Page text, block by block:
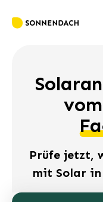
Prüfe jetzt,
mit Solar